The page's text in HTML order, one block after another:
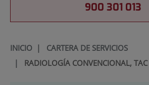
900 301 013
INICIO| CARTERA DE SERVICIOS
| RADIOLOGÍA CONVENCIONAL,